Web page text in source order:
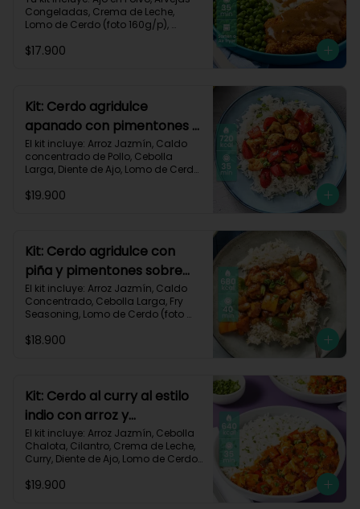
Congeladas, Crema de Leche,
Lomo de Cerdo (foto 160g/p),
Pastusa, Salsa teriyaki, Receta
Grasas 45g | Proteínas 40g
$17.900
Kit: Cerdo agridulce
apanado con pimentones y
arroz jazmín-116
El kit incluye: Arroz Jazmín, Caldo
concentrado de Pollo, Cebolla
Larga, Diente de Ajo, Lomo de Cerdo
Pimentón Rojo, Salsa de Soya,
Carbohidratos 87g | Grasas 21g |
Proteínas 44g
$19.900
Kit: Cerdo agridulce con
piña y pimentones sobre
arroz jazmín-101
El kit incluye: Arroz Jazmín, Caldo
Concentrado, Cebolla Larga, Fry
Seasoning, Lomo de Cerdo (foto
Piña, Salsa de Soya, Vinagre de
Proteínas 41g
$18.900
Kit: Cerdo al curry al estilo
indio con arroz y
pimentón-73
El kit incluye: Arroz Jazmín, Cebolla
Chalota, Cilantro, Crema de Leche,
Curry, Diente de Ajo, Lomo de Cerdo
Rojo, Sour Cream, Receta Impresa.
$19.900